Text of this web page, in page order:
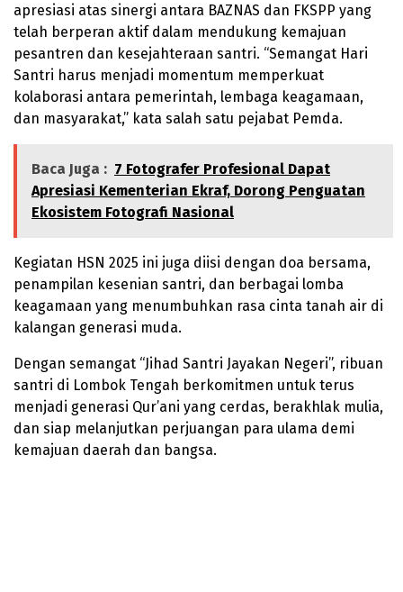
apresiasi atas sinergi antara BAZNAS dan FKSPP yang
telah berperan aktif dalam mendukung kemajuan
pesantren dan kesejahteraan santri. “Semangat Hari
Santri harus menjadi momentum memperkuat
kolaborasi antara pemerintah, lembaga keagamaan,
dan masyarakat,” kata salah satu pejabat Pemda.
Baca Juga : 7 Fotografer Profesional Dapat
Apresiasi Kementerian Ekraf, Dorong Penguatan
Ekosistem Fotografi Nasional
Kegiatan HSN 2025 ini juga diisi dengan doa bersama,
penampilan kesenian santri, dan berbagai lomba
keagamaan yang menumbuhkan rasa cinta tanah air di
kalangan generasi muda.
Dengan semangat “Jihad Santri Jayakan Negeri”, ribuan
santri di Lombok Tengah berkomitmen untuk terus
menjadi generasi Qur’ani yang cerdas, berakhlak mulia,
dan siap melanjutkan perjuangan para ulama demi
kemajuan daerah dan bangsa.